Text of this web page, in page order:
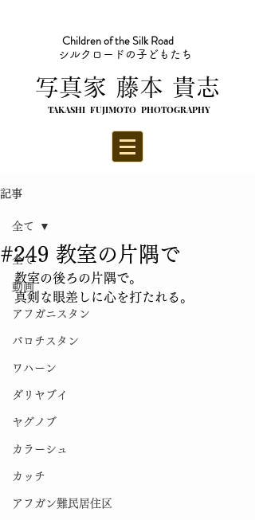
​写真家 藤本 貴志
TAKASHI FUJIMOTO PHOTOGRAPHY
Children of the Silk Road
シルクロードの子どもたち
記事
全て
動画
アフガニスタン
バロチスタン
ワハーン
ダリヤブイ
ヤグノブ
カラーシュ
カッチ
アフガン難民居住区
全て
#249 教室の片隅で
教室の後ろの片隅で。
真剣な眼差しに心を打たれる。